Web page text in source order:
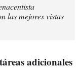
las mejores vistas
adicionales